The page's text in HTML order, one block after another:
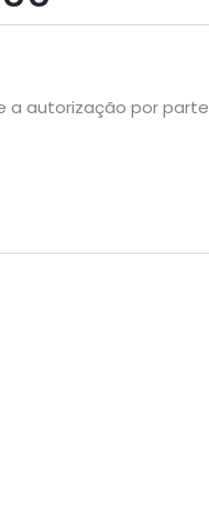
a autorização por parte